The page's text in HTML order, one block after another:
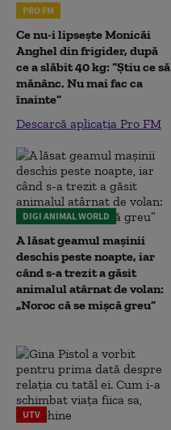
PRO FM
Ce nu-i lipsește Monicăi
Anghel din frigider, după
ce a slăbit 40 kg: “Știu ce să
mănânc. Nu mai fac ca
înainte”
Descarcă aplicația Pro FM
DIGI ANIMAL WORLD
A lăsat geamul mașinii
deschis peste noapte, iar
când s-a trezit a găsit
animalul atârnat de volan:
„Noroc că se mișcă greu”
UTV